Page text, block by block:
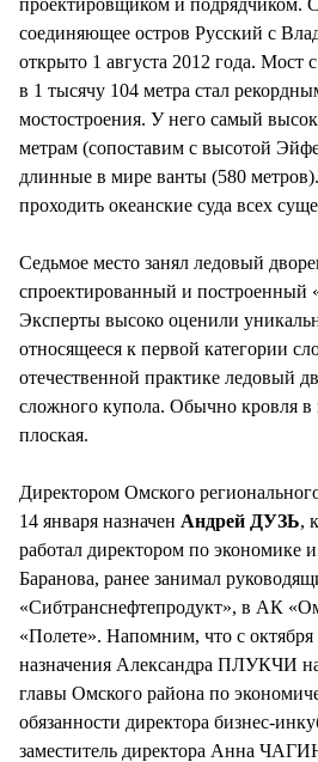
соединяющее остров Русский с
открыто 1 августа 2012 года. Мост
в 1 тысячу 104 метра стал
мостостроения. У него самый
метрам (сопоставим с высотой
длинные в мире ванты (580
проходить океанские суда всех
Седьмое место занял ледовый
спроектированный и построенный
Эксперты высоко оценили
относящееся к первой категории
отечественной практике ледовый
сложного купола. Обычно кровля
плоская.
Директором Омского
14 января назначен Андрей ДУЗЬ,
работал директором по
Баранова, ранее занимал
«Сибтранснефтепродукт», в АК
«Полете». Напомним, что с октября
назначения Александра ПЛУКЧИ на
главы Омского района по
обязанности директора бизнес-
заместитель директора Анна